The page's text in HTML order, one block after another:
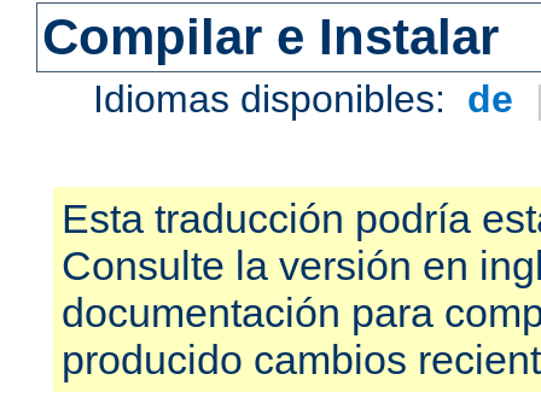
Compilar e Instalar
Idiomas disponibles: de
Esta traducción podría
Consulte la versión en
documentación para
producido cambios